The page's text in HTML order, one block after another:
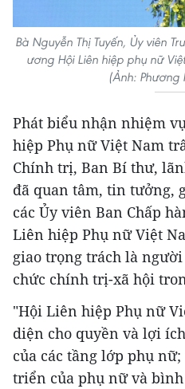
Bà Nguyễn Thị Tuyến, Ủy viên
ương Hội Liên hiệp phụ nữ
(Ảnh: Phương
Phát biểu nhận nhiệm
hiệp Phụ nữ Việt Nam
Chính trị, Ban Bí thư,
đã quan tâm, tin tưởng,
các Ủy viên Ban Chấp
Liên hiệp Phụ nữ Việt
giao trọng trách là
chức chính trị-xã hội
"Hội Liên hiệp Phụ nữ
diện cho quyền và lợi
của các tầng lớp phụ
triển của phụ nữ và